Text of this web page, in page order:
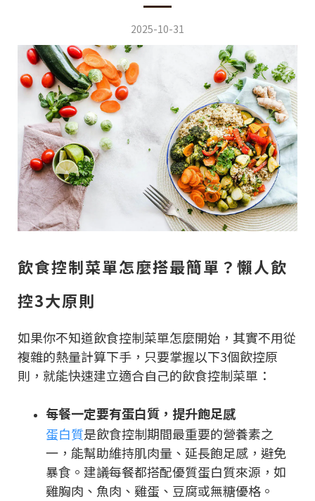
2025-10-31
飲食控制菜單怎麼搭最簡單？懶人飲
控3大原則
如果你不知道飲食控制菜單怎麼開始，其實不用從
複雜的熱量計算下手，只要掌握以下3個飲控原
則，就能快速建立適合自己的飲食控制菜單：
每餐一定要有蛋白質，提升飽足感
蛋白質是飲食控制期間最重要的營養素之
一，能幫助維持肌肉量、延長飽足感，避免
暴食。建議每餐都搭配優質蛋白質來源，如
雞胸肉、魚肉、雞蛋、豆腐或無糖優格。